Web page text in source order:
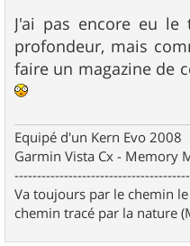
g
e
J'ai pas encore eu
profondeur, mais
faire un magazine de
Equipé d'un Kern Evo 2008
Garmin Vista Cx - Memory
Va toujours par le chemin
chemin tracé par la nature